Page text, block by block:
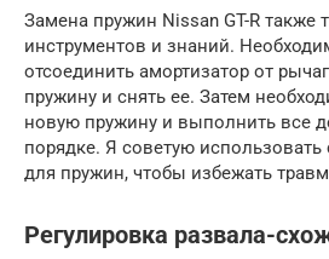
Замена пружин Nissan GT-R также
инструментов и знаний.
отсоединить амортизатор от
пружину и снять ее. Затем
новую пружину и выполнить все
порядке. Я советую
для пружин, чтобы избежать
Регулировка развала-